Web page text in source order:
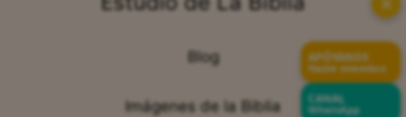
Blog
Imágenes de la Biblia
APÓYANOS
Hazte miembro
CANAL
WhatsApp